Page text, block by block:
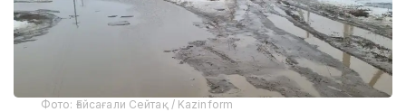
Фото: Ғайсағали Сейтақ / Kazinform